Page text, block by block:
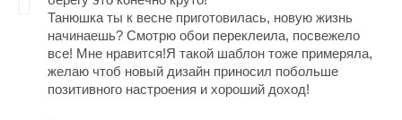
Танюшка ты к весне приготовилась, новую жизнь
начинаешь? Смотрю обои переклеила, посвежело
все! Мне нравится!Я такой шаблон тоже примеряла,
желаю чтоб новый дизайн приносил побольше
позитивного настроения и хороший доход!